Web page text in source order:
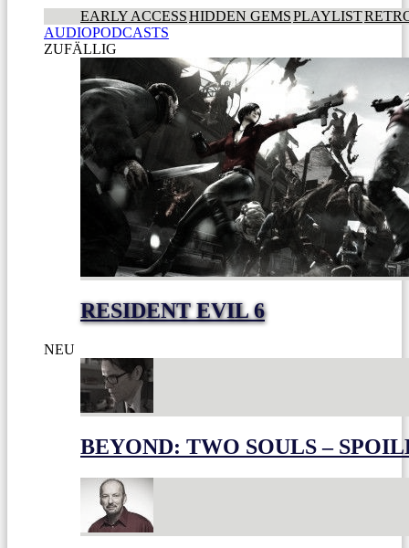
EARLY ACCESSHIDDEN GEMSPLAYLIST
AUDIOPODCASTS
ZUFÄLLIG
RESIDENT EVIL 6
NEU
BEYOND: TWO SOULS –